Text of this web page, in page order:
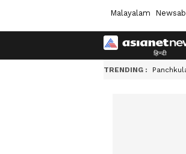
Malayalam
TRENDING :